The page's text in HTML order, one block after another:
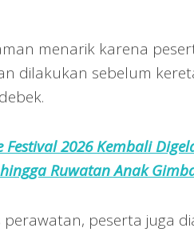
menarik karena
dilakukan sebelum
Festival 2026 Kembali
hingga Ruwatan Anak
peserta juga